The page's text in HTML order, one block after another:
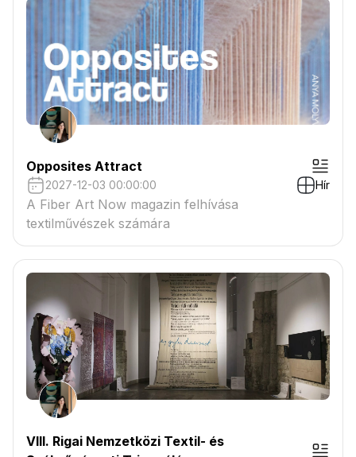
Opposites Attract
2027-12-03 00:00:00 Hír
A Fiber Art Now magazin felhívása
textilművészek számára
VIII. Rigai Nemzetközi Textil- és